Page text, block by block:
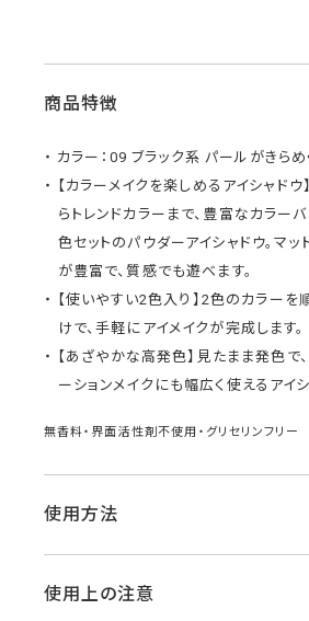
商品特徴
カラー：09 ブラック系 パールがきらめ
【カラーメイクを楽しめるアイシャド
らトレンドカラーまで、豊富なカラー
色セットのパウダーアイシャドウ。マ
が豊富で、質感でも遊べます。
【使いやすい2色入り】2色のカラー
けで、手軽にアイメイクが完成します。
【あざやかな高発色】見たまま発色で
ーションメイクにも幅広く使えるアイシ
無香料・界面活性剤不使用・グリセリンフリー
使用方法
使用上の注意